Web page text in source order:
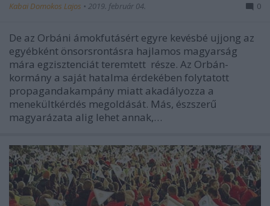
Kabai Domokos Lajos • 2019. február 04. 0
De az Orbáni ámokfutásért egyre kevésbé ujjong az
egyébként önsorsrontásra hajlamos magyarság
mára egzisztenciát teremtett része. Az Orbán-
kormány a saját hatalma érdekében folytatott
propagandakampány miatt akadályozza a
menekültkérdés megoldását. Más, észszerű
magyarázata alig lehet annak,…